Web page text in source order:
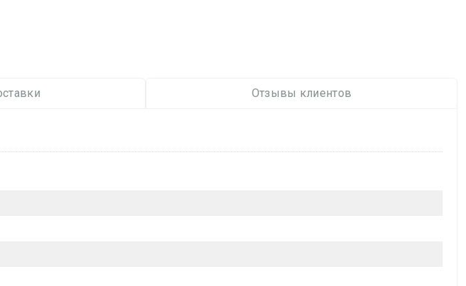
Отзывы клиентов